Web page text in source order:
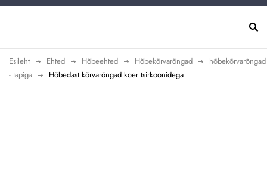
Esileht Ehted Hõbeehted Hõbekõrvarõngad
hõbekõrvarõngad
- tapiga
Hõbedast kõrvarõngad koer tsirkoonidega